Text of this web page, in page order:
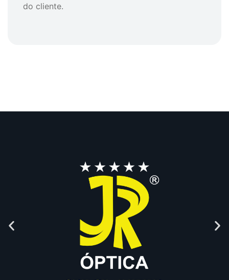
do cliente.